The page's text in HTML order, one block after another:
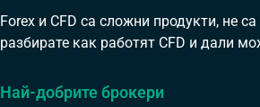
Forex и CFD са сложни продукти, не
разбирате как работят CFD и дали
Най-добрите брокери